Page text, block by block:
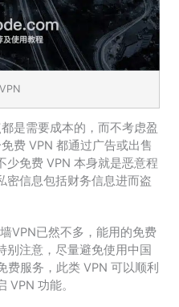
是需要成本的，而不考虑盈
费 VPN 都通过广告或出售
少免费 VPN 本身就是恶意程
密信息包括财务信息进而盗
VPN已然不多，能用的免费
别注意，尽量避免使用中国
费服务，此类 VPN 可以顺利
VPN 功能。